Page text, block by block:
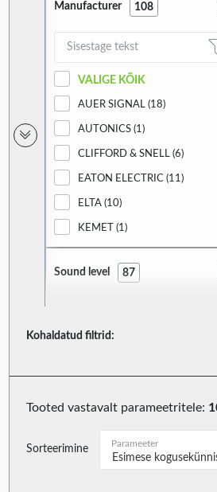
Manufacturer 108
VALIGE KÕIK
AUER SIGNAL (18)
AUTONICS (1)
CLIFFORD & SNELL (6)
EATON ELECTRIC (11)
ELTA (10)
KEMET (1)
MOFLASH SIGNALLING (14)
TONSIL (5)
W2 (2)
Sound level 87
104DB (D=1 M) (1)
105...110DB (2)
Kohaldatud filtrid:
Tooted vastavalt parameetritele:
Sorteerimine
Esimese
Parameeter